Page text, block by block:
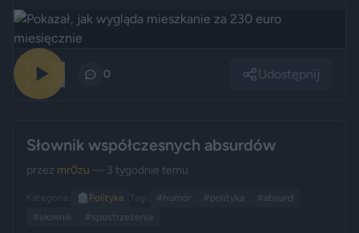
0 Udostępnij
Słownik współczesnych absurdów
przez mr0zu — 3 tygodnie temu
Kategoria: 🏛️ Polityka Tagi: #humor #polityka
#absurd
#słownik
#spostrzeżenia